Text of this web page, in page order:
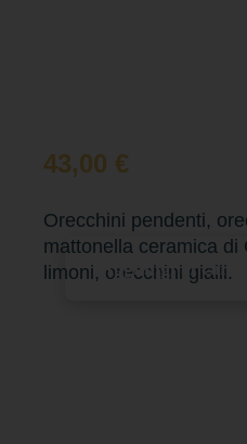
43,00 €
Orecchini pendenti,
mattonella ceramica di
limoni, orecchini gialli.
Aggiungi al